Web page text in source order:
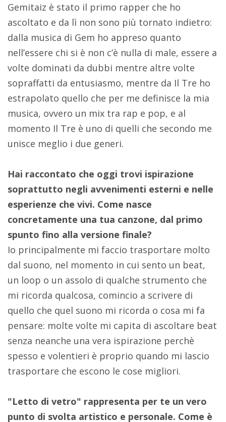
Gemitaiz è stato il primo rapper che ho
ascoltato e da lì non sono più tornato indietro:
dalla musica di Gem ho appreso quanto
nell’essere chi si è non c’è nulla di male, essere a
volte dominati da dubbi mentre altre volte
sopraffatti da entusiasmo, mentre da Il Tre ho
estrapolato quello che per me definisce la mia
musica, ovvero un mix tra rap e pop, e al
momento Il Tre è uno di quelli che secondo me
unisce meglio i due generi.
Hai raccontato che oggi trovi ispirazione
soprattutto negli avvenimenti esterni e nelle
esperienze che vivi. Come nasce
concretamente una tua canzone, dal primo
spunto fino alla versione finale?
Io principalmente mi faccio trasportare molto
dal suono, nel momento in cui sento un beat,
un loop o un assolo di qualche strumento che
mi ricorda qualcosa, comincio a scrivere di
quello che quel suono mi ricorda o cosa mi fa
pensare: molte volte mi capita di ascoltare beat
senza neanche una vera ispirazione perchè
spesso e volentieri è proprio quando mi lascio
trasportare che escono le cose migliori.
"Letto di vetro" rappresenta per te un vero
punto di svolta artistico e personale. Come è